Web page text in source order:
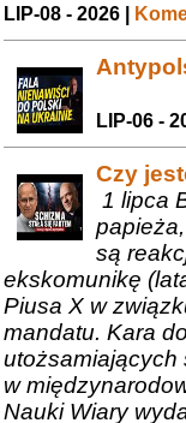
LIP-08 - 2026 |
LIP-06 -
Czy
1 lipca
są
ekskomunikę
Piusa X w
mandatu. Kara
utożsamiających
w
Nauki Wiary